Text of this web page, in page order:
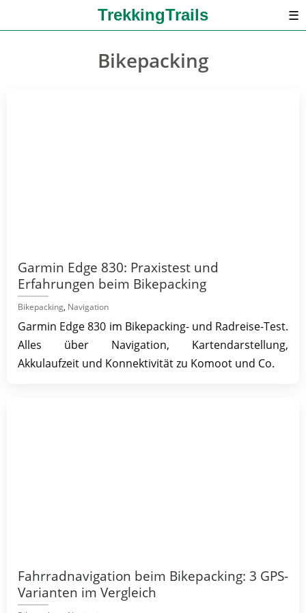
TrekkingTrails ☰
Bikepacking
Garmin Edge 830: Praxistest und
Erfahrungen beim Bikepacking
Bikepacking, Navigation
Garmin Edge 830 im Bikepacking- und Radreise-Test.
Alles über Navigation, Kartendarstellung,
Akkulaufzeit und Konnektivität zu Komoot und Co.
Fahrradnavigation beim Bikepacking: 3 GPS-
Varianten im Vergleich